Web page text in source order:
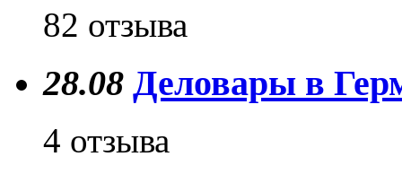
82 отзыва
28.08 Деловары в
4 отзыва